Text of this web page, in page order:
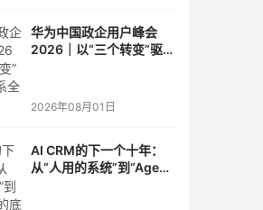
华为中国政企用户峰会
2026｜以“三个转变”驱动
2026年08月01日
AI CRM的下一个十年：
从“人用的系统”到“Agent